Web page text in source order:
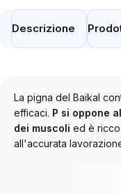
Descrizione
La pigna del Baikal
efficaci. P si oppone
dei muscoli ed è
all'accurata